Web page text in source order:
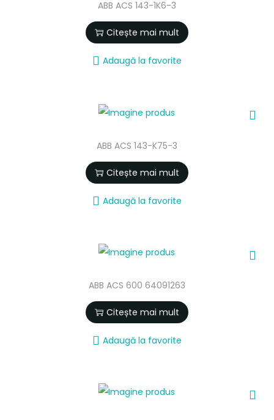
ABB ACS 143-1K6-3
Citește mai mult
Adaugă la favorite
ABB ACS 143-K75-3
Citește mai mult
Adaugă la favorite
ABB ACS 600 64091263
Citește mai mult
Adaugă la favorite